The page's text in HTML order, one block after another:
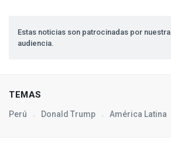
Estas noticias son patrocinadas por nuestra
audiencia.
TEMAS
Perú Donald Trump América Latina